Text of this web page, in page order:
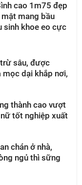
cao 1m75 đẹp
mang bầu
sinh khoe eo cực
sâu, được
mọc dại khắp nơi,
thành cao vượt
tốt nghiệp xuất
chán ở nhà,
ngủ thì sững